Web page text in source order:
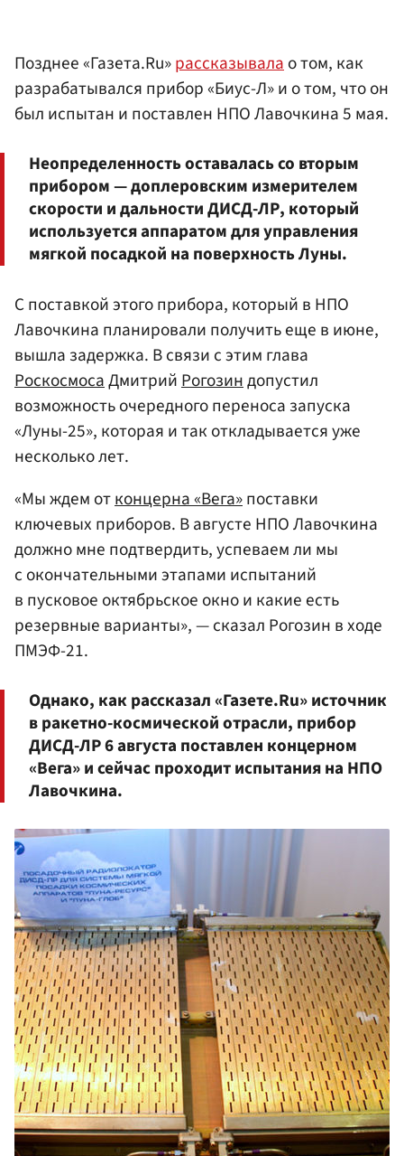
Позднее «Газета.Ru»рассказывалао том, как
разрабатывался прибор «Биус-Л» и о том, что он
был испытан и поставлен НПО Лавочкина 5 мая.
Неопределенность оставалась со вторым
прибором — доплеровским измерителем
скорости и дальности ДИСД-ЛР, который
используется аппаратом для управления
мягкой посадкой на поверхность Луны.
С поставкой этого прибора, который в НПО
Лавочкина планировали получить еще в июне,
вышла задержка. В связи с этим глава
РоскосмосаДмитрийРогозиндопустил
возможность очередного переноса запуска
«Луны-25», которая и так откладывается уже
несколько лет.
«Мы ждем отконцерна «Вега»поставки
ключевых приборов. В августе НПО Лавочкина
должно мне подтвердить, успеваем ли мы
с окончательными этапами испытаний
в пусковое октябрьское окно и какие есть
резервные варианты», — сказал Рогозин в ходе
ПМЭФ-21.
Однако, как рассказал «Газете.Ru» источник
в ракетно-космической отрасли, прибор
ДИСД-ЛР 6 августа поставлен концерном
«Вега» и сейчас проходит испытания на НПО
Лавочкина.